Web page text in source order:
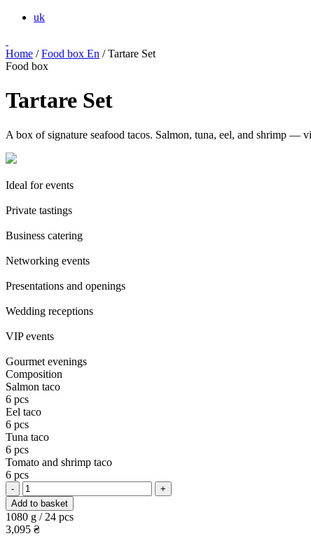
uk
Home /Food box En / Tartare Set
Food box
Tartare Set
A box of signature seafood tacos. Salmon, tuna, eel, and shrimp —
Ideal for events
Private tastings
Business catering
Networking events
Presentations and openings
Wedding receptions
VIP events
Gourmet evenings
Сomposition
Salmon taco
6 pcs
Eel taco
6 pcs
Tuna taco
6 pcs
Tomato and shrimp taco
6 pcs
-
Tartare
Set
quantity
+
Add to basket
1080 g / 24 pcs
3,095 ₴